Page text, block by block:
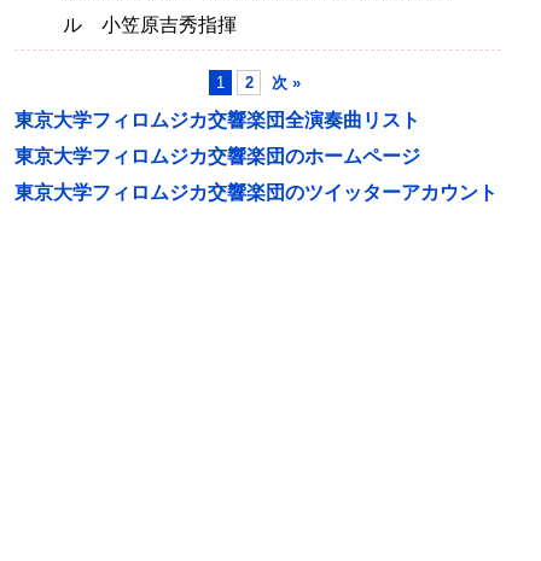
ル 小笠原吉秀指揮
1 2 次 »
東京大学フィロムジカ交響楽団全演奏曲リスト
東京大学フィロムジカ交響楽団のホームページ
東京大学フィロムジカ交響楽団のツイッターアカウント